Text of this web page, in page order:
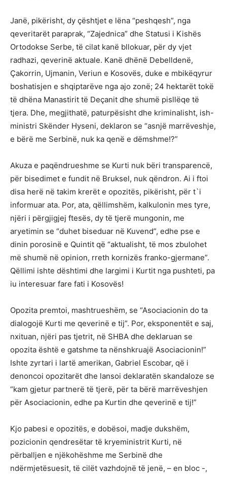
Janë, pikërisht, dy çështjet e lëna “peshqesh”, nga
qeveritarët paraprak, “Zajednica” dhe Statusi i Kishës
Ortodokse Serbe, të cilat kanë bllokuar, për dy vjet
radhazi, qeverinë aktuale. Kanë dhënë Debelldenë,
Çakorrin, Ujmanin, Veriun e Kosovës, duke e mbikëqyrur
boshatisjen e shqiptarëve nga ajo zonë; 24 hektarët tokë
të dhëna Manastirit të Deçanit dhe shumë pisllëqe të
tjera. Dhe, megjithatë, paturpësisht dhe kriminalisht, ish-
ministri Skënder Hyseni, deklaron se “asnjë marrëveshje,
e bërë me Serbinë, nuk ka qenë e dëmshme!?”
Akuza e paqëndrueshme se Kurti nuk bëri transparencë,
për bisedimet e fundit në Bruksel, nuk qëndron. Ai i ftoi
disa herë në takim krerët e opozitës, pikërisht, për t`i
informuar ata. Por, ata, qëllimshëm, kalkulonin mes tyre,
njëri i përgjigjej ftesës, dy të tjerë mungonin, me
aryetimin se “duhet biseduar në Kuvend”, edhe pse e
dinin porosinë e Quintit që “aktualisht, të mos zbulohet
më shumë në opinion, rreth kornizës franko-gjermane”.
Qëllimi ishte dështimi dhe largimi i Kurtit nga pushteti, pa
iu interesuar fare fati i Kosovës!
Opozita premtoi, mashtrueshëm, se “Asociacionin do ta
dialogojë Kurti me qeverinë e tij”. Por, eksponentët e saj,
nxituan, njëri pas tjetrit, në SHBA dhe deklaruan se
opozita është e gatshme ta nënshkruajë Asociacionin!”
Ishte zyrtari i lartë amerikan, Gabriel Escobar, që i
denoncoi opozitarët dhe lansoi deklaratën skandaloze se
“kam gjetur partnerë të tjerë, për ta bërë marrëveshjen
për Asociacionin, edhe pa Kurtin dhe qeverinë e tij!”
Kjo pabesi e opozitës, e dobësoi, madje dukshëm,
pozicionin qendresëtar të kryeministrit Kurti, në
përballjen e njëkohëshme me Serbinë dhe
ndërmjetësuesit, të cilët vazhdojnë të jenë, – en bloc -,